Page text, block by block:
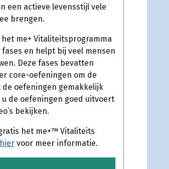
een actieve levensstijl vele
brengen.
me+ Vitaliteitsprogramma
en helpt bij veel mensen
Deze fases bevatten
core-oefeningen om de
oefeningen gemakkelijk
de oefeningen goed uitvoert
bekijken.
het me+™ Vitaliteits
voor meer informatie.